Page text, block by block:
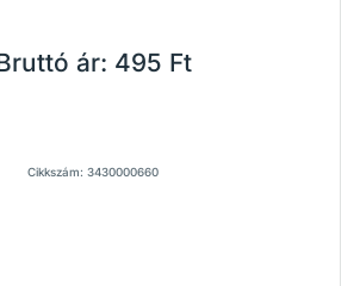
ár: 495 Ft
Cikkszám: 3430000660